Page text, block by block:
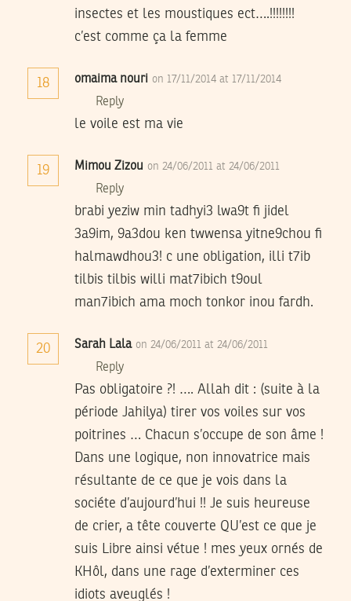
insectes et les moustiques ect….!!!!!!!!
c’est comme ça la femme
18 omaima nouri on 17/11/2014 at 17/11/2014
Reply
le voile est ma vie
19 Mimou Zizou on 24/06/2011 at 24/06/2011
Reply
brabi yeziw min tadhyi3 lwa9t fi jidel
3a9im, 9a3dou ken twwensa yitne9chou fi
halmawdhou3! c une obligation, illi t7ib
tilbis tilbis willi mat7ibich t9oul
man7ibich ama moch tonkor inou fardh.
20 Sarah Lala on 24/06/2011 at 24/06/2011
Reply
Pas obligatoire ?! …. Allah dit : (suite à la
période Jahilya) tirer vos voiles sur vos
poitrines … Chacun s’occupe de son âme !
Dans une logique, non innovatrice mais
résultante de ce que je vois dans la
sociéte d’aujourd’hui !! Je suis heureuse
de crier, a tête couverte QU’est ce que je
suis Libre ainsi vétue ! mes yeux ornés de
KHôl, dans une rage d’exterminer ces
idiots aveuglés !